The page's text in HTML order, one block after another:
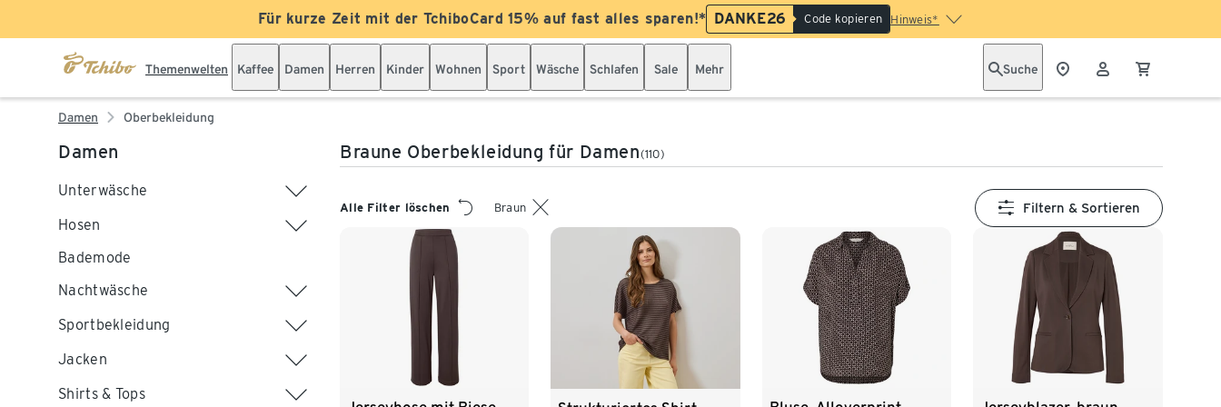
Für kurze Zeit mit der TchiboCard 15% auf fast alles sparen!* DANKE26 Code kopieren Hinweis*
Themenwelten Kaffee Damen Herren Kinder Wohnen Sport Wäsche Schlafen Sale Mehr Suche
Damen Oberbekleidung
Damen
Unterwäsche
Hosen
Bademode
Nachtwäsche
Sportbekleidung
Jacken
Shirts & Tops
Braune Oberbekleidung für Damen(110)
Alle Filter löschen Braun Filtern & Sortieren